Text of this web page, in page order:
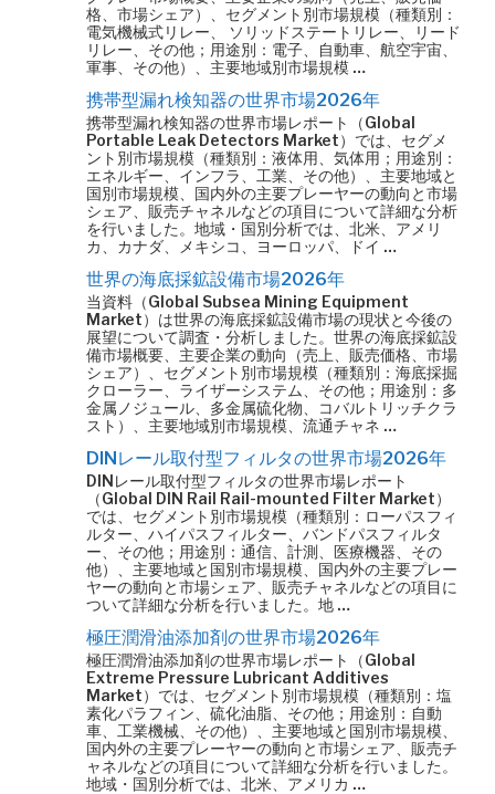
格、市場シェア）、セグメント別市場規模（種類別：
電気機械式リレー、 ソリッドステートリレー、リード
リレー、その他；用途別：電子、自動車、航空宇宙、
軍事、その他）、主要地域別市場規模 …
携帯型漏れ検知器の世界市場2026年
携帯型漏れ検知器の世界市場レポート（Global
Portable Leak Detectors Market）では、セグメ
ント別市場規模（種類別：液体用、気体用；用途別：
エネルギー、インフラ、工業、その他）、主要地域と
国別市場規模、国内外の主要プレーヤーの動向と市場
シェア、販売チャネルなどの項目について詳細な分析
を行いました。地域・国別分析では、北米、アメリ
カ、カナダ、メキシコ、ヨーロッパ、ドイ …
世界の海底採鉱設備市場2026年
当資料（Global Subsea Mining Equipment
Market）は世界の海底採鉱設備市場の現状と今後の
展望について調査・分析しました。世界の海底採鉱設
備市場概要、主要企業の動向（売上、販売価格、市場
シェア）、セグメント別市場規模（種類別：海底採掘
クローラー、ライザーシステム、その他；用途別：多
金属ノジュール、多金属硫化物、コバルトリッチクラ
スト）、主要地域別市場規模、流通チャネ …
DINレール取付型フィルタの世界市場2026年
DINレール取付型フィルタの世界市場レポート
（Global DIN Rail Rail-mounted Filter Market）
では、セグメント別市場規模（種類別：ローパスフィ
ルター、ハイパスフィルター、バンドパスフィルタ
ー、その他；用途別：通信、計測、医療機器、その
他）、主要地域と国別市場規模、国内外の主要プレー
ヤーの動向と市場シェア、販売チャネルなどの項目に
ついて詳細な分析を行いました。地 …
極圧潤滑油添加剤の世界市場2026年
極圧潤滑油添加剤の世界市場レポート（Global
Extreme Pressure Lubricant Additives
Market）では、セグメント別市場規模（種類別：塩
素化パラフィン、硫化油脂、その他；用途別：自動
車、工業機械、その他）、主要地域と国別市場規模、
国内外の主要プレーヤーの動向と市場シェア、販売チ
ャネルなどの項目について詳細な分析を行いました。
地域・国別分析では、北米、アメリカ …